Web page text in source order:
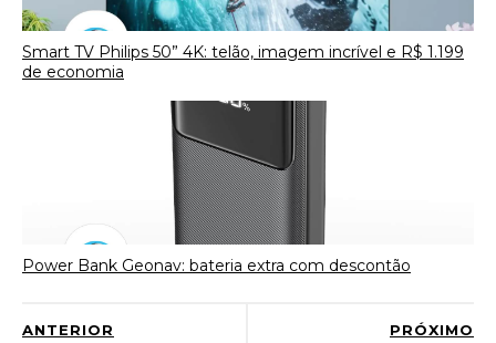
Smart TV Philips 50” 4K: telão, imagem incrível e R$ 1.199
de economia
Power Bank Geonav: bateria extra com descontão
PRÓXIMO
ANTERIOR